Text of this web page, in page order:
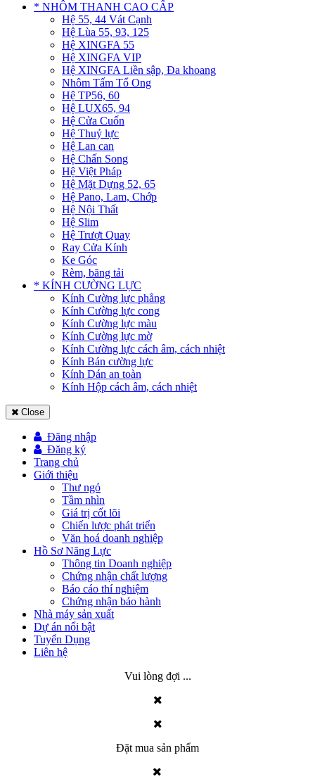
* NHÔM THANH CAO CẤP
Hệ 55, 44 Vát Cạnh
Hệ Lùa 55, 93, 125
Hệ XINGFA 55
Hệ XINGFA VIP
Hệ XINGFA Liền sập, Đa khoang
Nhôm Tấm Tổ Ong
Hệ TP56, 60
Hệ LUX65, 94
Hệ Cửa Cuốn
Hệ Thuỷ lực
Hệ Lan can
Hệ Chấn Song
Hệ Việt Pháp
Hệ Mặt Dựng 52, 65
Hệ Pano, Lam, Chớp
Hệ Nội Thất
Hệ Slim
Hệ Trượt Quay
Ray Cửa Kính
Ke Góc
Rèm, băng tải
* KÍNH CƯỜNG LỰC
Kính Cường lực phẳng
Kính Cường lực cong
Kính Cường lực màu
Kính Cường lực mờ
Kính Cường lực cách âm, cách nhiệt
Kính Bán cường lực
Kính Dán an toàn
Kính Hộp cách âm, cách nhiệt
Close
Đăng nhập
Đăng ký
Trang chủ
Giới thiệu
Thư ngỏ
Tầm nhìn
Giá trị cốt lõi
Chiến lược phát triển
Văn hoá doanh nghiệp
Hồ Sơ Năng Lực
Thông tin Doanh nghiệp
Chứng nhận chất lượng
Báo cáo thí nghiệm
Chứng nhận bảo hành
Nhà máy sản xuất
Dự án nổi bật
Tuyển Dụng
Liên hệ
Vui lòng đợi ...
Đặt mua sản phẩm